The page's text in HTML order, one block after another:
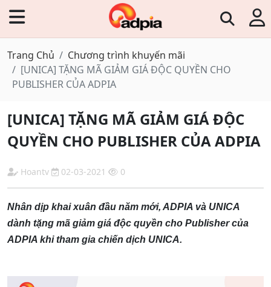
Trang Chủ
Chương trình khuyến mãi
[UNICA] TẶNG MÃ GIẢM GIÁ ĐỘC QUYỀN CHO
PUBLISHER CỦA ADPIA
[UNICA] TẶNG MÃ GIẢM GIÁ ĐỘC
QUYỀN CHO PUBLISHER CỦA ADPIA
Hoantv 02-03-2021 0
Nhân dịp khai xuân đầu năm mới, ADPIA và UNICA
dành tặng mã giảm giá độc quyền cho Publisher của
ADPIA khi tham gia chiến dịch UNICA.